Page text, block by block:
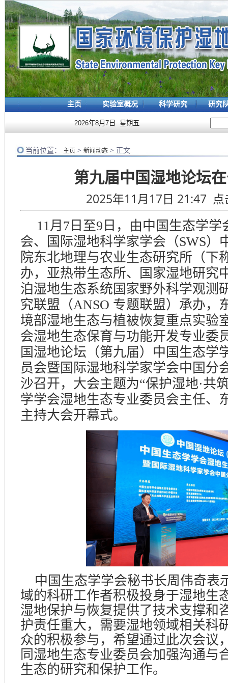
主页 实验室概况 科学研究 研究
2026年8月7日 星期五
当前位置： 主页 > 新闻动态 > 正文
第九届中国湿地论坛
2025年11月17日 21:47 点
11月 7 日至9 日，由中国生态学
会、国际湿地科学家学会（SWS）
院东北地理与农业生态研究所（下
办，亚热带生态所、国家湿地研究
泊湿地生态系统国家野外科学观测
究联盟（ANSO 专题联盟）承办，
境部湿地生态与植被恢复重点实验
会湿地生态保育与功能开发专业委
国湿地论坛（第九届）中国生态学
员会暨国际湿地科学家学会中国分
沙召开，大会主题为“保护湿地·共
学学会湿地生态专业委员会主任、
主持大会开幕式。
中国生态学学会秘书长周伟奇表
域的科研工作者积极投身于湿地生
湿地保护与恢复提供了技术支撑和
护责任重大，需要湿地领域相关科
众的积极参与，希望通过此次会议
同湿地生态专业委员会加强沟通与
生态的研究和保护工作。